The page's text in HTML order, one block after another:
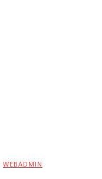
WEBADMIN